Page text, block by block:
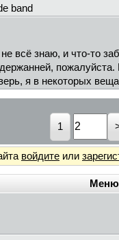
band
всё знаю, и что-то
я в некоторых
1
войдите или
Меню